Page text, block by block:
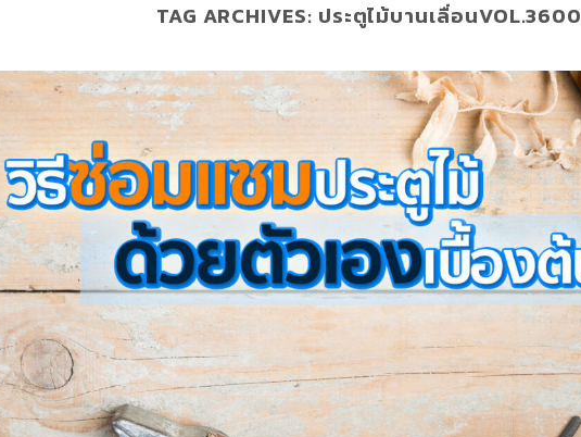
TAG ARCHIVES: ประตูไม้บานเลื่อนVOL.3600